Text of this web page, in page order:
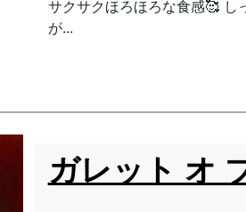
サクサクほろほろな食感🥰 し
が...
ガレット オ